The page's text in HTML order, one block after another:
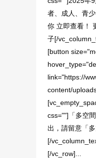
者、成人、青
你 立即查看！
子[/
[button
link="https://
content/
css=""]「多空
出，請留意「
[/
[/vc_row]...